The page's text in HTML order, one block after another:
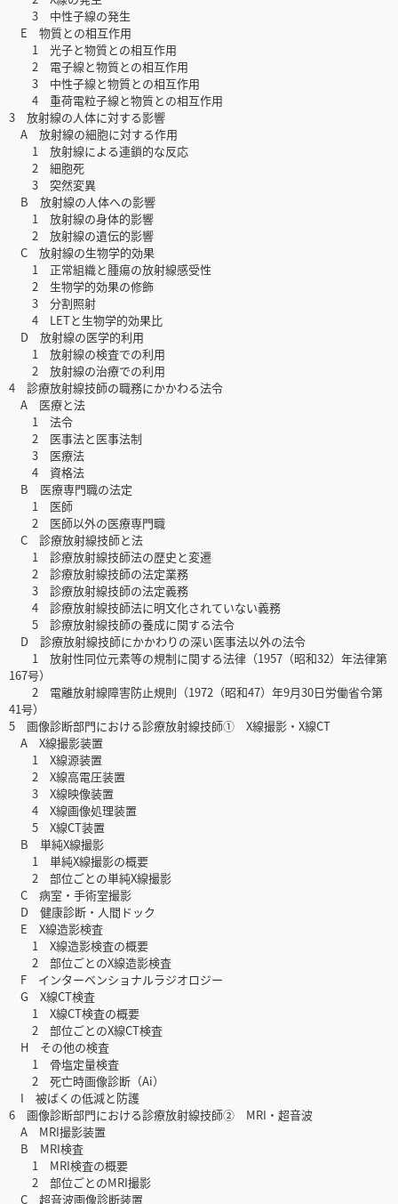
3 中性子線の発生
E 物質との相互作用
1 光子と物質との相互作用
2 電子線と物質との相互作用
3 中性子線と物質との相互作用
4 重荷電粒子線と物質との相互作用
3 放射線の人体に対する影響
A 放射線の細胞に対する作用
1 放射線による連鎖的な反応
2 細胞死
3 突然変異
B 放射線の人体への影響
1 放射線の身体的影響
2 放射線の遺伝的影響
C 放射線の生物学的効果
1 正常組織と腫瘍の放射線感受性
2 生物学的効果の修飾
3 分割照射
4 LETと生物学的効果比
D 放射線の医学的利用
1 放射線の検査での利用
2 放射線の治療での利用
4 診療放射線技師の職務にかかわる法令
A 医療と法
1 法令
2 医事法と医事法制
3 医療法
4 資格法
B 医療専門職の法定
1 医師
2 医師以外の医療専門職
C 診療放射線技師と法
1 診療放射線技師法の歴史と変遷
2 診療放射線技師の法定業務
3 診療放射線技師の法定義務
4 診療放射線技師法に明文化されていない義務
5 診療放射線技師の養成に関する法令
D 診療放射線技師にかかわりの深い医事法以外の法令
1 放射性同位元素等の規制に関する法律（1957（昭和32）年法律第
167号）
2 電離放射線障害防止規則（1972（昭和47）年9月30日労働省令第
41号）
5 画像診断部門における診療放射線技師① X線撮影・X線CT
A X線撮影装置
1 X線源装置
2 X線高電圧装置
3 X線映像装置
4 X線画像処理装置
5 X線CT装置
B 単純X線撮影
1 単純X線撮影の概要
2 部位ごとの単純X線撮影
C 病室・手術室撮影
D 健康診断・人間ドック
E X線造影検査
1 X線造影検査の概要
2 部位ごとのX線造影検査
F インターベンショナルラジオロジー
G X線CT検査
1 X線CT検査の概要
2 部位ごとのX線CT検査
H その他の検査
1 骨塩定量検査
2 死亡時画像診断（Ai）
I 被ばくの低減と防護
6 画像診断部門における診療放射線技師② MRI・超音波
A MRI撮影装置
B MRI検査
1 MRI検査の概要
2 部位ごとのMRI撮影
C 超音波画像診断装置